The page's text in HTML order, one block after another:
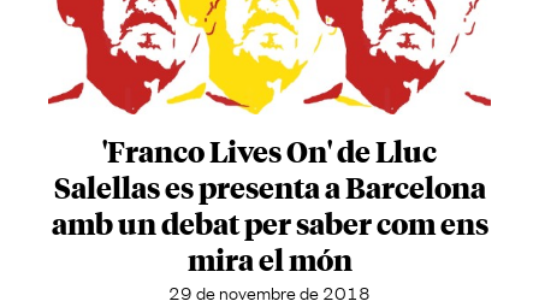
'Franco Lives On' de Lluc
Salellas es presenta a Barcelona
amb un debat per saber com ens
mira el món
29 de novembre de 2018